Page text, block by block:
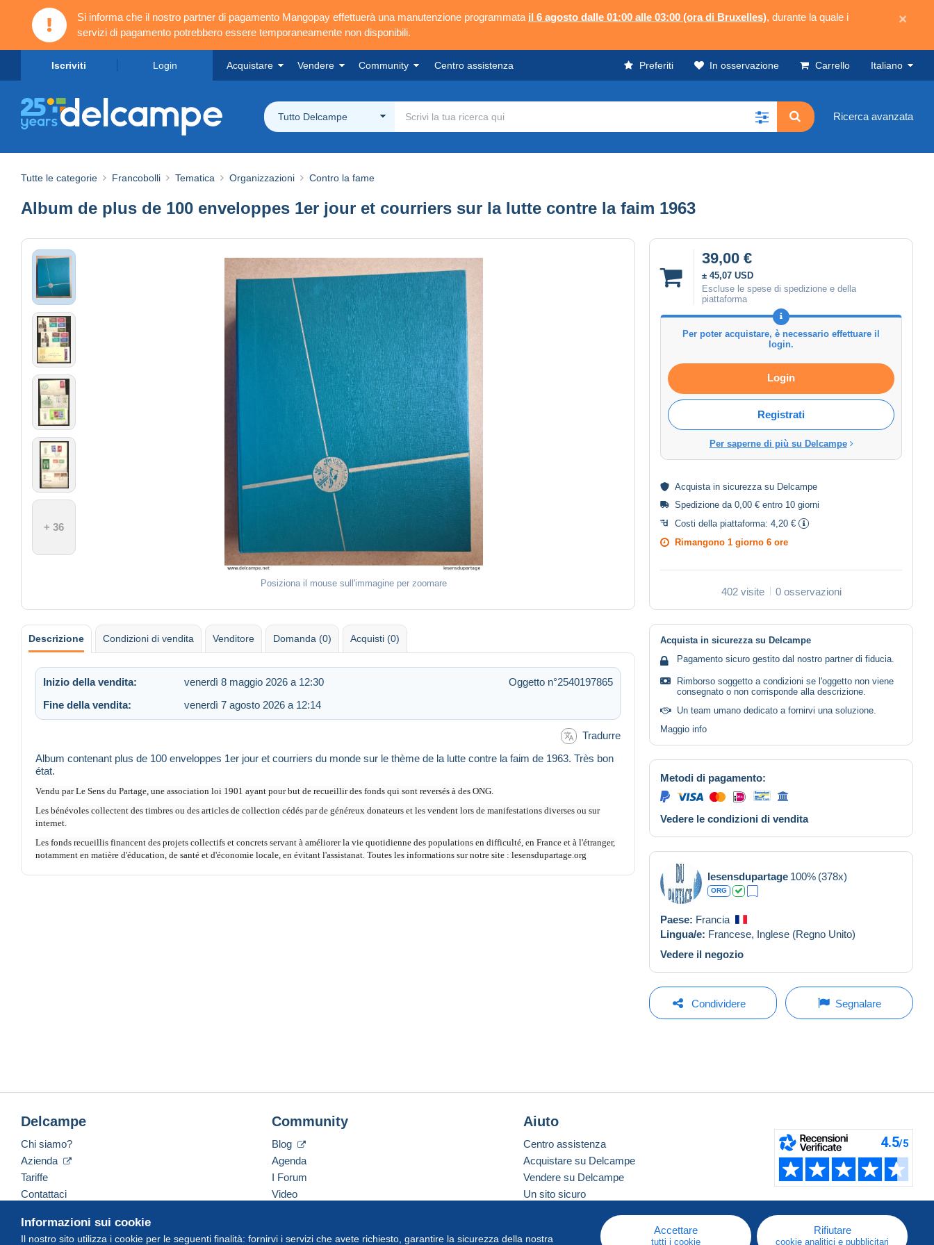
Si informa che il nostro partner di pagamento Mangopay effettuerà una manutenzione programmata il 6 agosto dalle 01:00 alle 03:00 (ora di Bruxelles), durante la quale i
servizi di pagamento potrebbero essere temporaneamente non disponibili.
×
Iscriviti Login Acquistare Vendere Community Centro assistenza Preferiti In osservazione Carrello Italiano
Tutto Delcampe Ricerca avanzata
Tutte le categorie Francobolli Tematica Organizzazioni Contro la fame
Album de plus de 100 enveloppes 1er jour et courriers sur la lutte contre la faim 1963
+ 36
Posiziona il mouse sull'immagine per zoomare
39,00 €
± 45,07 USD
Escluse le spese di spedizione e della
piattaforma
Per poter acquistare, è necessario effettuare il
login.
Login
Registrati
Per saperne di più su Delcampe
Acquista in sicurezza su Delcampe
Spedizione da 0,00 € entro 10 giorni
Costi della piattaforma: 4,20 €
Rimangono 1 giorno 6 ore
402 visite 0 osservazioni
Descrizione Condizioni di vendita Venditore Domanda (0) Acquisti (0)
Inizio della vendita: venerdì 8 maggio 2026 a 12:30
Oggetto n°2540197865
Fine della vendita:
venerdì 7 agosto 2026 a 12:14
Tradurre
Album contenant plus de 100 enveloppes 1er jour et courriers du monde sur le thème de la lutte contre la faim de 1963. Très bon
état.
Vendu par Le Sens du Partage, une association loi 1901 ayant pour but de recueillir des fonds qui sont reversés à des ONG.
Les bénévoles collectent des timbres ou des articles de collection cédés par de généreux donateurs et les vendent lors de manifestations diverses ou sur
internet.
Les fonds recueillis financent des projets collectifs et concrets servant à améliorer la vie quotidienne des populations en difficulté, en France et à l'étranger,
notamment en matière d'éducation, de santé et d'économie locale, en évitant l'assistanat. Toutes les informations sur notre site : lesensdupartage.org
Acquista in sicurezza su Delcampe
Pagamento sicuro gestito dal nostro partner di fiducia.
Rimborso soggetto a condizioni se l'oggetto non viene
consegnato o non corrisponde alla descrizione.
Un team umano dedicato a fornirvi una soluzione.
Maggio info
Metodi di pagamento:
Vedere le condizioni di vendita
lesensdupartage 100% (378x)
ORG
Paese: Francia
Lingua/e: Francese, Inglese (Regno Unito)
Vedere il negozio
Condividere Segnalare
Informazioni sui cookie
Il nostro sito utilizza i cookie per le seguenti finalità: fornirvi i servizi che avete richiesto, garantire la sicurezza della nostra
Accettare
tutti i cookie
Rifiutare
cookie analitici e pubblicitari
Delcampe
Chi siamo?
Azienda
Tariffe
Contattaci
Community
Blog
Agenda
I Forum
Video
Aiuto
Centro assistenza
Acquistare su Delcampe
Vendere su Delcampe
Un sito sicuro